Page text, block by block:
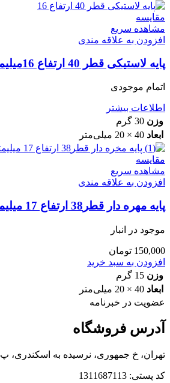
مقایسه
مشاهده سریع
افزودن به علاقه مندی
پایه لاستیکی قطر 40 ارتفاع 16میلیمتر
اتمام موجودی
اطلاعات بیشتر
وزن 30 گرم
ابعاد 40 × 20 میلی‌متر
مقایسه
مشاهده سریع
افزودن به علاقه مندی
پایه مهره دار قطر38 ارتفاع 17 میلیمتر
موجود در انبار
150,000 تومان
افزودن به سبد خرید
وزن 15 گرم
ابعاد 40 × 20 میلی‌متر
عضویت در خبرنامه
آدرس فروشگاه
تهران، خ جمهوری، نرسیده به اسکندری، پ 1411، واحد 1
کد پستی: 1311687113